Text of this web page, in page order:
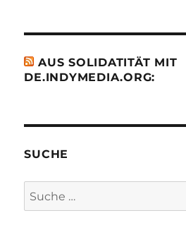
AUS SOLIDATITÄT MIT
DE.INDYMEDIA.ORG:
SUCHE
Suche
nach: